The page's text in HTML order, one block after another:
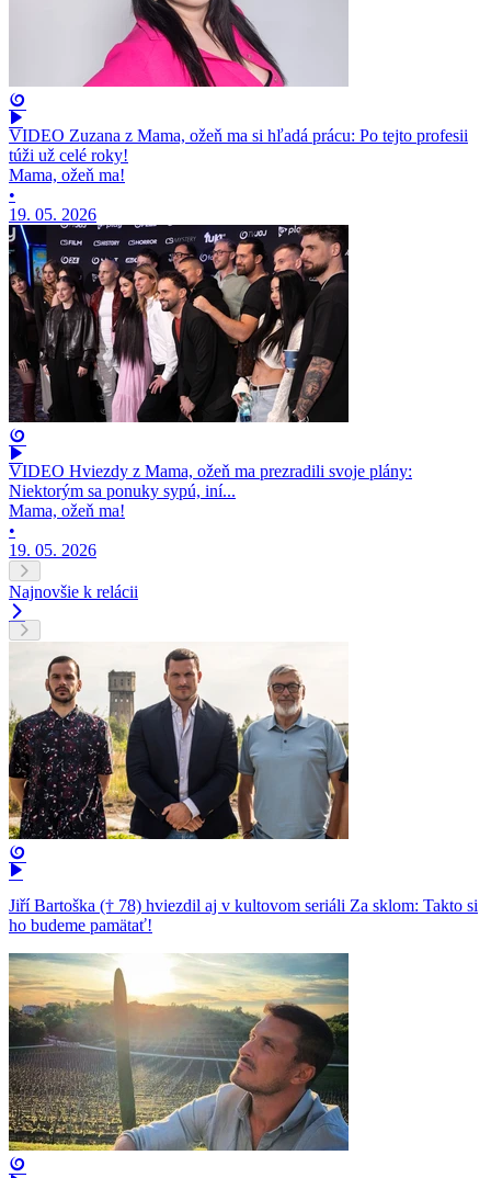
VIDEO Zuzana z Mama, ožeň ma si hľadá prácu: Po tejto profesii
túži už celé roky!
Mama, ožeň ma!
•
19. 05. 2026
VIDEO Hviezdy z Mama, ožeň ma prezradili svoje plány:
Niektorým sa ponuky sypú, iní...
Mama, ožeň ma!
•
19. 05. 2026
Najnovšie k relácii
Jiří Bartoška († 78) hviezdil aj v kultovom seriáli Za sklom: Takto si
ho budeme pamätať!